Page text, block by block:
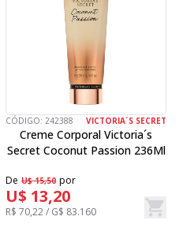
CÓDIGO: 242388 VICTORIA´S SECRET
Creme Corporal Victoria´s
Secret Coconut Passion 236Ml
De U$ 15,50 por
U$ 13,20
R$ 70,22 / G$ 83.160